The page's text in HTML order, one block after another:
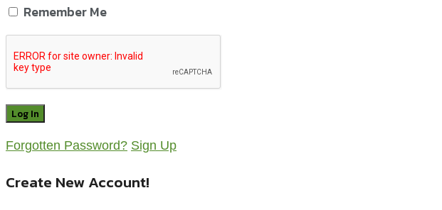
Remember Me
Forgotten Password? Sign Up
Create New Account!